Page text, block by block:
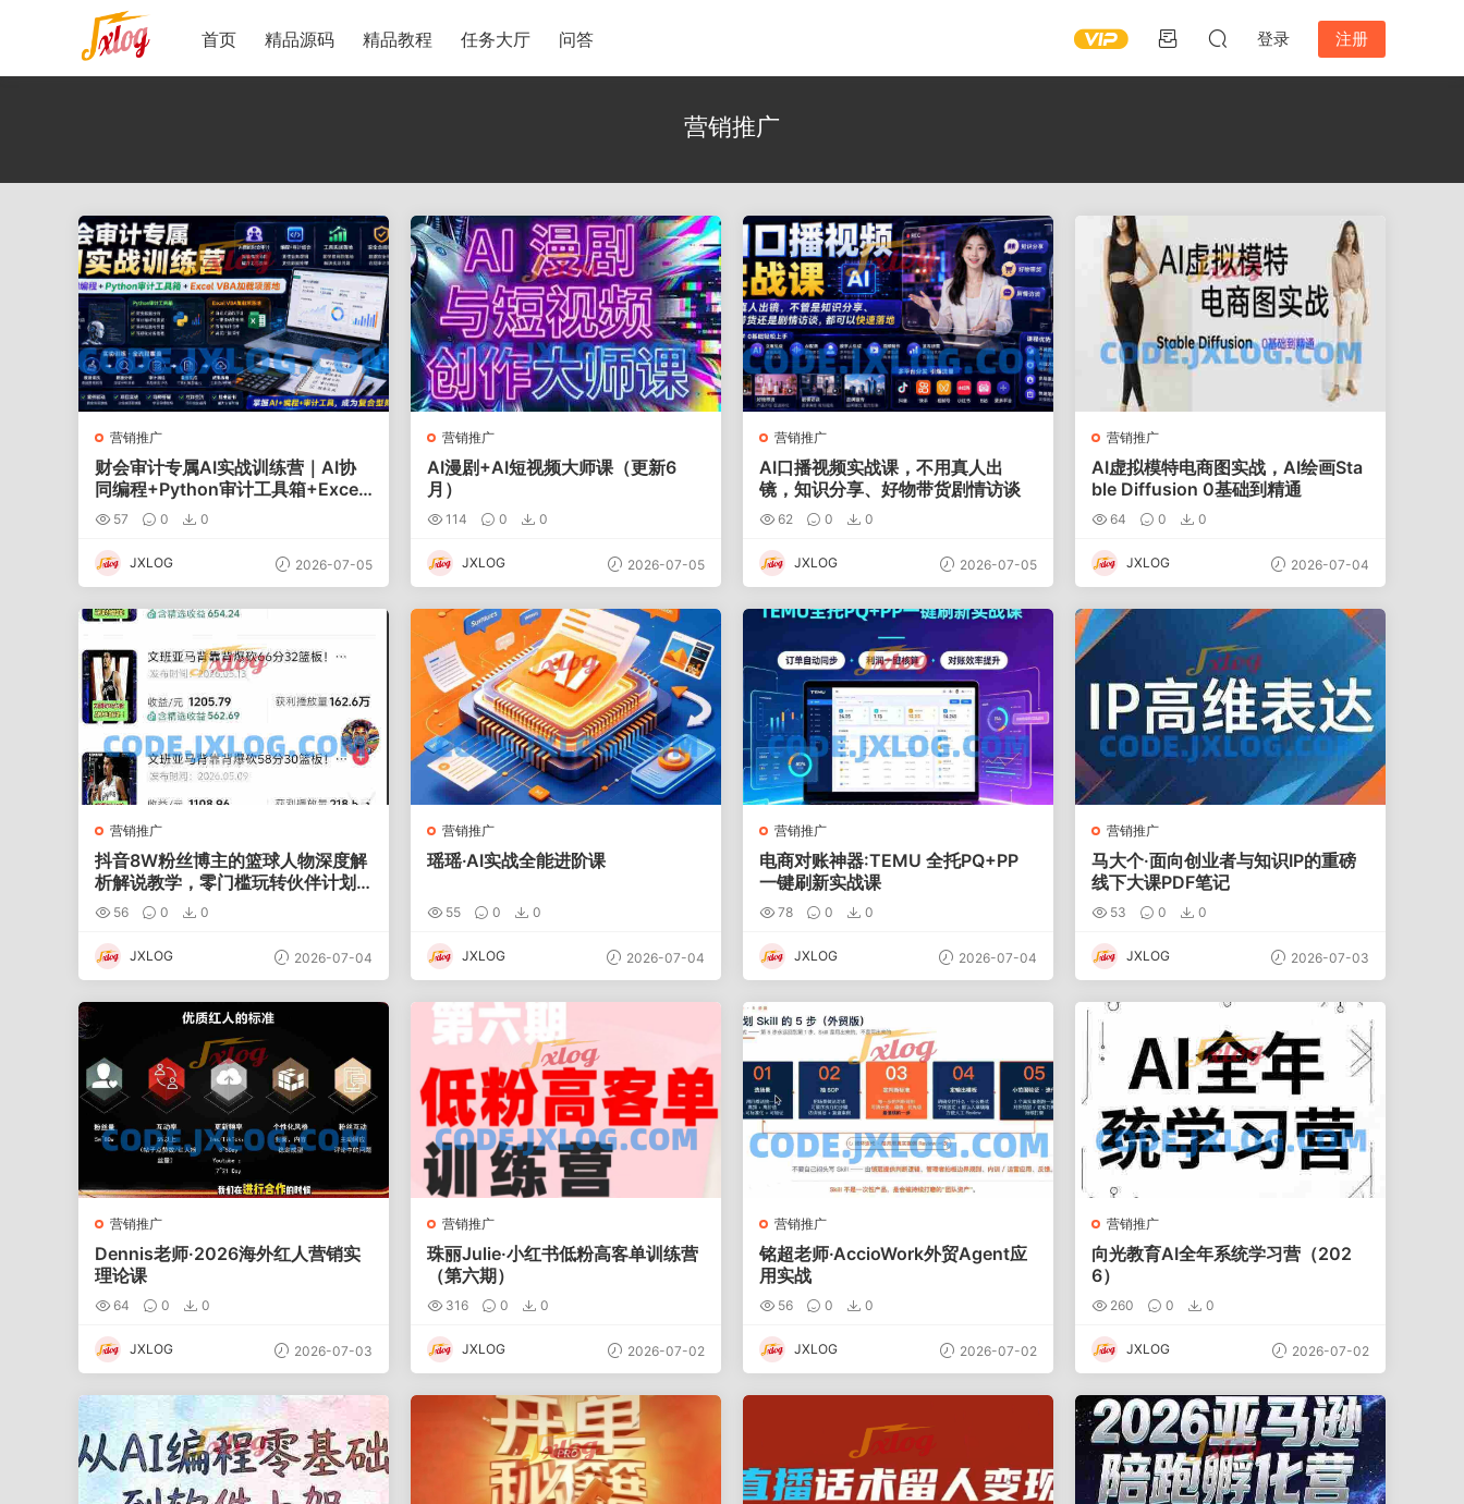
首页 精品源码 精品教程 任务大厅 问答 登录 注册
营销推广
营销推广
财会审计专属AI实战训练营｜AI协
同编程+Python审计工具箱+Excel
VBA加载项落地
57 0 0
JXLOG 2026-07-05
营销推广
AI漫剧+AI短视频大师课（更新6
月）
114 0 0
JXLOG 2026-07-05
营销推广
AI口播视频实战课，不用真人出
镜，知识分享、好物带货剧情访谈
62 0 0
JXLOG 2026-07-05
营销推广
AI虚拟模特电商图实战，AI绘画Sta
ble Diffusion 0基础到精通
64 0 0
JXLOG 2026-07-04
营销推广
抖音8W粉丝博主的篮球人物深度解
析解说教学，零门槛玩转伙伴计划
与精选独家，单日稳定收益1k+
56 0 0
JXLOG 2026-07-04
营销推广
瑶瑶·AI实战全能进阶课
55 0 0
JXLOG 2026-07-04
营销推广
电商对账神器:TEMU 全托PQ+PP
一键刷新实战课
78 0 0
JXLOG 2026-07-04
营销推广
马大个·面向创业者与知识IP的重磅
线下大课PDF笔记
53 0 0
JXLOG 2026-07-03
营销推广
Dennis老师·2026海外红人营销实
理论课
64 0 0
JXLOG 2026-07-03
营销推广
珠丽Julie·小红书低粉高客单训练营
（第六期）
316 0 0
JXLOG 2026-07-02
营销推广
铭超老师·AccioWork外贸Agent应
用实战
56 0 0
JXLOG 2026-07-02
营销推广
向光教育AI全年系统学习营（202
6）
260 0 0
JXLOG 2026-07-02